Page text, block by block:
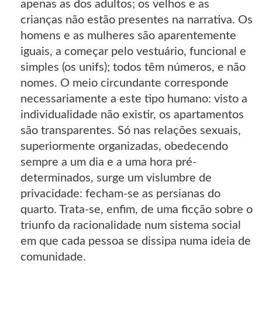
apenas as dos adultos; os velhos e as
crianças não estão presentes na narrativa. Os
homens e as mulheres são aparentemente
iguais, a começar pelo vestuário, funcional e
simples (os unifs); todos têm números, e não
nomes. O meio circundante corresponde
necessariamente a este tipo humano: visto a
individualidade não existir, os apartamentos
são transparentes. Só nas relações sexuais,
superiormente organizadas, obedecendo
sempre a um dia e a uma hora pré-
determinados, surge um vislumbre de
privacidade: fecham-se as persianas do
quarto. Trata-se, enfim, de uma ficção sobre o
triunfo da racionalidade num sistema social
em que cada pessoa se dissipa numa ideia de
comunidade.